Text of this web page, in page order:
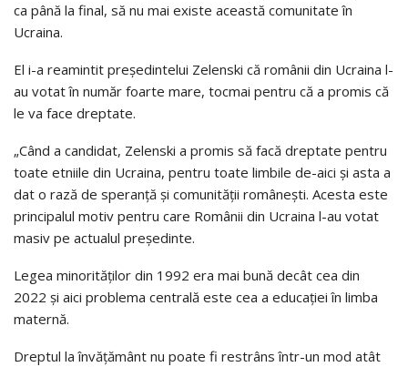
ca până la final, să nu mai existe această comunitate în
Ucraina.
El i-a reamintit președintelui Zelenski că românii din Ucraina l-
au votat în număr foarte mare, tocmai pentru că a promis că
le va face dreptate.
„Când a candidat, Zelenski a promis să facă dreptate pentru
toate etniile din Ucraina, pentru toate limbile de-aici și asta a
dat o rază de speranță și comunității românești. Acesta este
principalul motiv pentru care Românii din Ucraina l-au votat
masiv pe actualul președinte.
Legea minorităților din 1992 era mai bună decât cea din
2022 și aici problema centrală este cea a educației în limba
maternă.
Dreptul la învățământ nu poate fi restrâns într-un mod atât